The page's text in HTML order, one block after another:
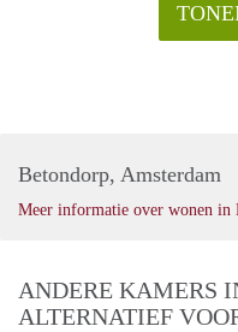
Betondorp, Amsterdam
Meer informatie over wonen in
ANDERE KAMERS
ALTERNATIEF